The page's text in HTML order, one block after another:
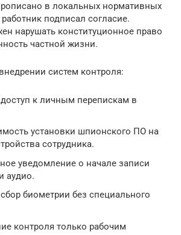
в локальных нормативных
подписал согласие.
нарушать конституционное право
частной жизни.
систем контроля:
к личным перепискам в
установки шпионского ПО на
сотрудника.
уведомление о начале записи
аудио.
биометрии без специального
контроля только рабочим